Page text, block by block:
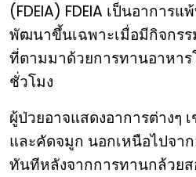
(FDEIA) FDEIA เป็นอาการ
พัฒนาขึ้นเฉพาะเมื่อมีกิจกร
ที่ตามมาด้วยการทานอาหา
ชั่วโมง
ผู้ป่วยอาจแสดงอาการต่างๆ
และคัดจมูก นอกเหนือไปจา
ทันทีหลังจากการทานกล้วยส